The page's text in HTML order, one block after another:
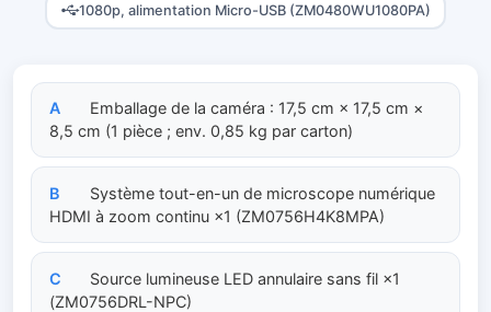
1080p, alimentation Micro-USB (ZM0480WU1080PA)
A
Emballage de la caméra : 17,5 cm × 17,5 cm ×
8,5 cm (1 pièce ; env. 0,85 kg par carton)
B
Système tout-en-un de microscope numérique
HDMI à zoom continu ×1 (ZM0756H4K8MPA)
C
Source lumineuse LED annulaire sans fil ×1
(ZM0756DRL-NPC)